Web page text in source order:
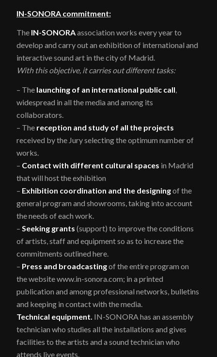
IN-SONORA commitment:
The IN-SONORAassociation works every year to
develop and carry out an exhibition of international and
interactive sound art in the city of Madrid.
With this objective, it carries out different tasks:
– The launching of an international public call,
widespread in all the media and among its
collaborators.
– The reception and study of all the projects
received by the Jury selecting the optimum number of
works.
– Contact with different cultural spaces in Madrid
that will host the exhibition
– Exhibition coordination and the designingof the
general program and showrooms, taking into account
the needs of each work.
– Seeking grants (support) to improve the conditions
of artists, staff and equipment so as to increase the
commitments outlined here.
– Press and broadcastingof the entire program on
the website www.in-sonora.com; in a printed
publication and among professional networks, bulletins
and keeping in contact with the media.
Technical equipment. IN-SONORA has an assembly
technician who studies all the installations and gives
facilities to the artists and a sound technician who
attends live events.